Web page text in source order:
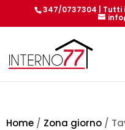
347/0737304 | Tutti
Home / Zona giorno /